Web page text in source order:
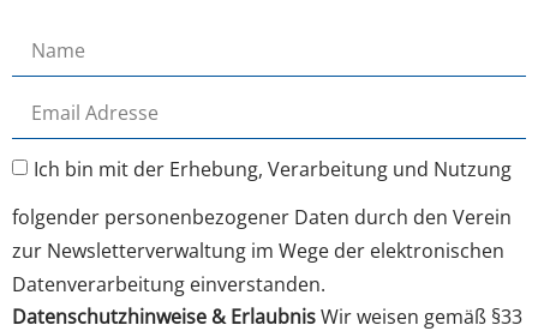
Ich bin mit der Erhebung, Verarbeitung und Nutzung
folgender personenbezogener Daten durch den Verein
zur Newsletterverwaltung im Wege der elektronischen
Datenverarbeitung einverstanden.
Datenschutzhinweise & ErlaubnisWir weisen gemäß §33